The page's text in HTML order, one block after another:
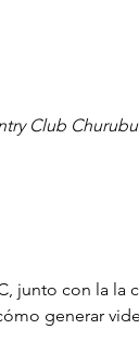
Club
junto con la
generar